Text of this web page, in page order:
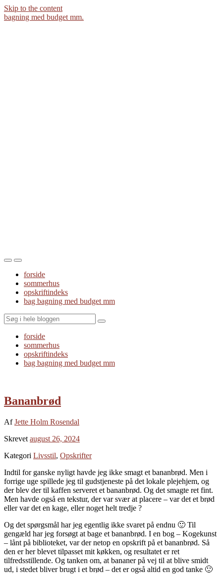
Skip to the content
bagning med budget mm.
Toggle
mobile
menu
Toggle
the
search
field
forside
sommerhus
opskriftindeks
bag bagning med budget mm
Search
forside
sommerhus
opskriftindeks
bag bagning med budget mm
Bananbrød
AfJette Holm Rosendal
Skrevet august 26, 2024
Kategori Livsstil, Opskrifter
Indtil for ganske nyligt havde jeg ikke smagt et bananbrød. Men i
forrige uge spillede jeg til gudstjeneste på det lokale plejehjem, og
der blev der til kaffen serveret et bananbrød. Og det smagte ret fint.
Men havde også en tekstur, der var svær at placere – var det et brød
eller var det en kage, eller noget helt tredje ?
Og det spørgsmål har jeg egentlig ikke svaret på endnu 🙂 Til
gengæld har jeg forsøgt at bage et bananbrød. I en bog – Kogekunst
– lånt på biblioteket, var der netop en opskrift på et bananbrød. Så
den er her blevet tilpasset mit køkken, og resultatet er ret
tilfredsstillende. Og tanken om, at bananer på vej til at blive smidt
ud, i stedet bliver brugt i et brød – det er også altid en god tanke 🙂